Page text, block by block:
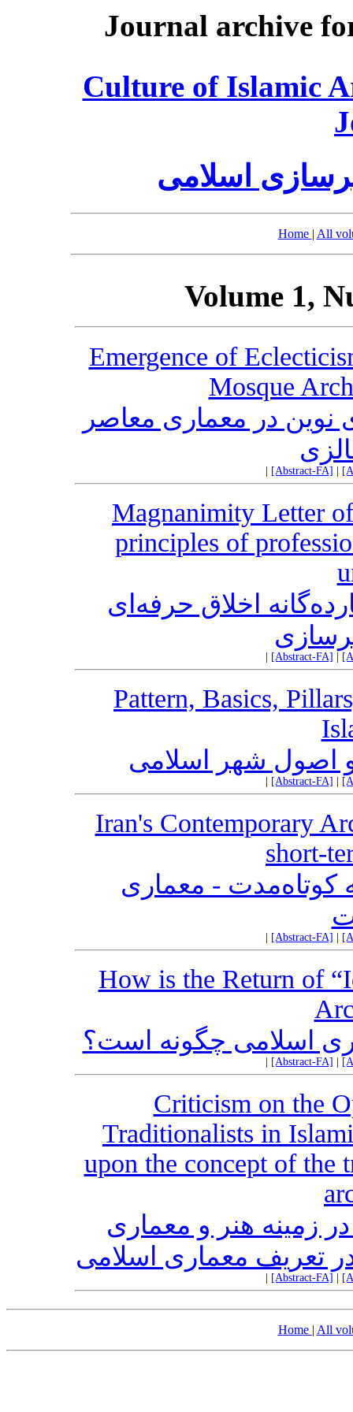
Journal archive
Culture of Islamic
اسلامی
Home | All
Volume 1,
Emergence of
Mosque
نوین در معماری معاصر
[Abstract-FA]
Magnanimity Letter
principles of
اخلاق حرفه‌ای
[Abstract-FA]
Pattern, Basics,
و اصول شهر اسلامی
[Abstract-FA]
Iran's Contemporary
short-
کوتاه‌مدت - معماری
[Abstract-FA]
How is the Return of
اسلامی چگونه است؟
[Abstract-FA]
Criticism on the
Traditionalists in
upon the concept of
زمینه هنر و معماری
تعریف معماری اسلامی
[Abstract-FA]
Home | All